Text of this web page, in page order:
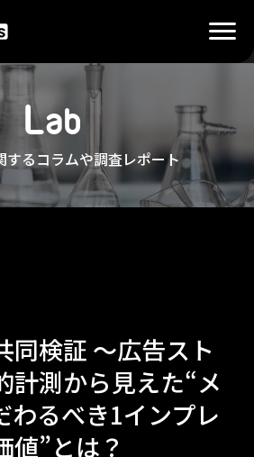
Lab
するコラムや調査レポート
同検証 ～広告スト
計測から見えた“メ
わるべき1インプレ
値”とは？